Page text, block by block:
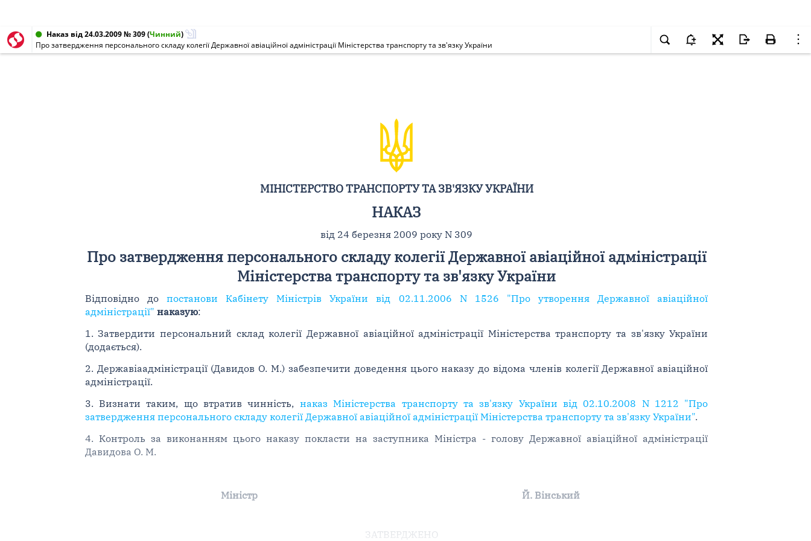
Наказ від 24.03.2009 № 309(Чинний)
Про затвердження персонального складу колегії Державної авіаційної адміністрації Міністерства транспорту та зв'язку України
МІНІСТЕРСТВО ТРАНСПОРТУ ТА ЗВ'ЯЗКУ УКРАЇНИ
НАКАЗ
від 24 березня 2009 року N 309
Про затвердження персонального складу колегії Державної авіаційної адміністрації
Міністерства транспорту та зв'язку України
Відповідно допостанови Кабінету Міністрів України від 02.11.2006 N 1526 "Про утворення Державної авіаційної
адміністрації" наказую:
1. Затвердити персональний склад колегії Державної авіаційної адміністрації Міністерства транспорту та зв'язку України
(додається).
2. Державіаадміністрації (Давидов О. М.) забезпечити доведення цього наказу до відома членів колегії Державної авіаційної
адміністрації.
3. Визнати таким, що втратив чинність, наказ Міністерства транспорту та зв'язку України від 02.10.2008 N 1212 "Про
затвердження персонального складу колегії Державної авіаційної адміністрації Міністерства транспорту та зв'язку України".
4. Контроль за виконанням цього наказу покласти на заступника Міністра - голову Державної авіаційної адміністрації
Давидова О. М.
Міністр Й. Вінський
ЗАТВЕРДЖЕНО